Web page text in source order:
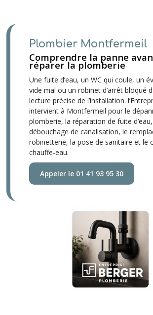
Plombier Montfermeil
Comprendre la panne
réparer la plomberie
Une fuite d’eau, un WC qui coule, un
vide mal ou un robinet d’arrêt bloqué
lecture précise de l’installation.
intervient à Montfermeil pour le
plomberie, la réparation de fuite
débouchage de canalisation, le
robinetterie, la pose de sanitaire et le
chauffe-eau.
Appeler le 01 41 93 95 30